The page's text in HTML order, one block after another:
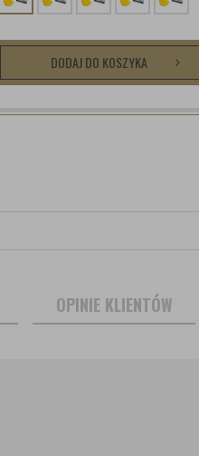
DODAJ DO KOSZYKA
OPINIE KLIENTÓW